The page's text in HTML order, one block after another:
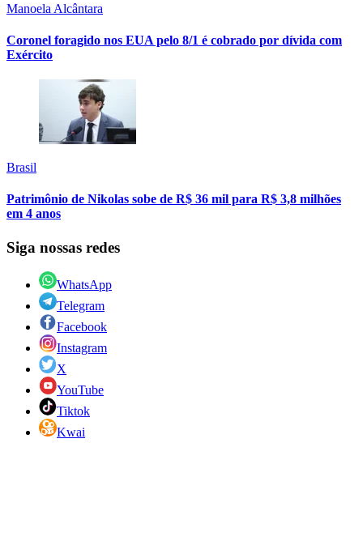
Manoela Alcântara
Coronel foragido nos EUA pelo 8/1 é cobrado por dívida com
Exército
Brasil
Patrimônio de Nikolas sobe de R$ 36 mil para R$ 3,8 milhões
em 4 anos
Siga nossas redes
WhatsApp
Telegram
Facebook
Instagram
X
YouTube
Tiktok
Kwai